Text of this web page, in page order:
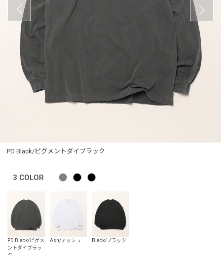
PD Black/ピグメントダイブラック
3 COLOR